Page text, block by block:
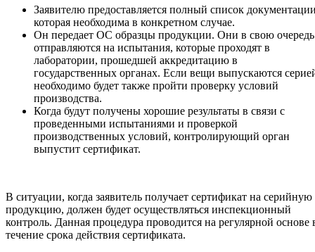
Заявителю предоставляется полный список
которая необходима в конкретном случае.
Он передает ОС образцы продукции. Они в свою очередь
отправляются на испытания, которые проходят в
лаборатории, прошедшей аккредитацию в
государственных органах. Если вещи выпускаются
необходимо будет также пройти проверку условий
производства.
Когда будут получены хорошие результаты в связи с
проведенными испытаниями и проверкой
производственных условий, контролирующий орган
выпустит сертификат.
В ситуации, когда заявитель получает сертификат на серийную
продукцию, должен будет осуществляться инспекционный
контроль. Данная процедура проводится на регулярной основе
течение срока действия сертификата.